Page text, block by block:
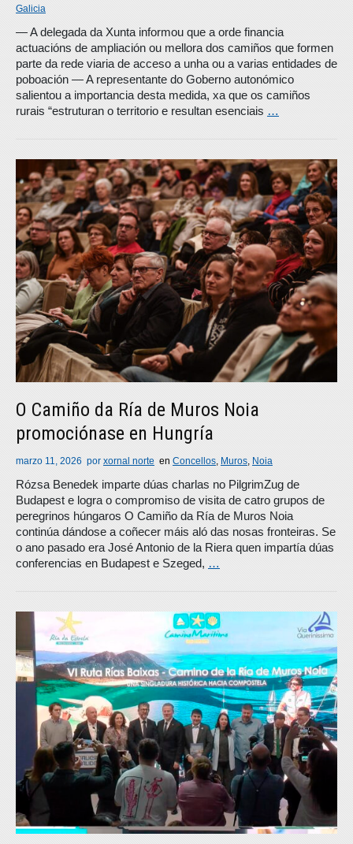
Galicia
— A delegada da Xunta informou que a orde financia
actuacións de ampliación ou mellora dos camiños que formen
parte da rede viaria de acceso a unha ou a varias entidades de
poboación — A representante do Goberno autonómico
salientou a importancia desta medida, xa que os camiños
rurais “estruturan o territorio e resultan esenciais …
O Camiño da Ría de Muros Noia
promociónase en Hungría
marzo 11, 2026 por xornal norte en Concellos, Muros, Noia
Rózsa Benedek imparte dúas charlas no PilgrimZug de
Budapest e logra o compromiso de visita de catro grupos de
peregrinos húngaros O Camiño da Ría de Muros Noia
continúa dándose a coñecer máis aló das nosas fronteiras. Se
o ano pasado era José Antonio de la Riera quen impartía dúas
conferencias en Budapest e Szeged, …